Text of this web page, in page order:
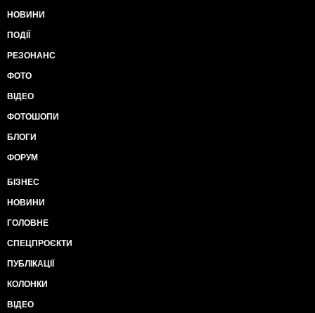
НОВИНИ
ПОДІЇ
РЕЗОНАНС
ФОТО
ВІДЕО
ФОТОШОПИ
БЛОГИ
ФОРУМ
БІЗНЕС
НОВИНИ
ГОЛОВНЕ
СПЕЦПРОЄКТИ
ПУБЛІКАЦІЇ
КОЛОНКИ
ВІДЕО